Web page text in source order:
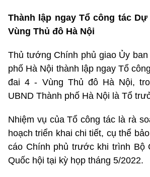
Thành lập ngay Tổ công tác
Vùng Thủ đô Hà Nội
Thủ tướng Chính phủ giao Ủy
phố Hà Nội thành lập ngay Tổ
đai 4 - Vùng Thủ đô Hà Nội,
UBND Thành phố Hà Nội là Tổ
Nhiệm vụ của Tổ công tác là rà
hoạch triển khai chi tiết, cụ thể
cáo Chính phủ trước khi trình Bộ
Quốc hội tại kỳ họp tháng 5/2022.